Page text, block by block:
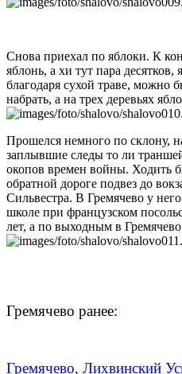
Снова приехал по яблоки. К
яблонь, а хи тут пара
благодаря сухой траве, можно
набрать, а на трех деревьях
Прошелся немного по склону,
заплывшие следы то ли
окопов времен войны. Ходить
обратной дороге подвез до
Сильвестра. В Гремячево у
школе при французском
лет, а по выходным в Гремячево
Гремячево ранее:
Гремячево, Лихвинский